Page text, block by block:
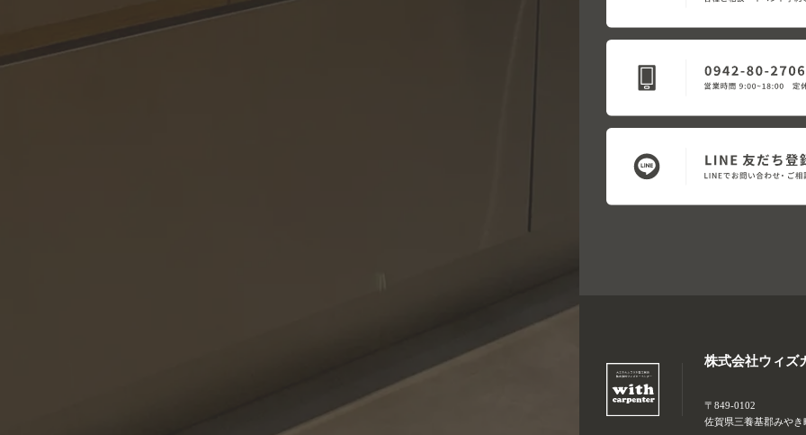
株式会社ウィズ
〒849-0102
佐賀県三養基郡みや